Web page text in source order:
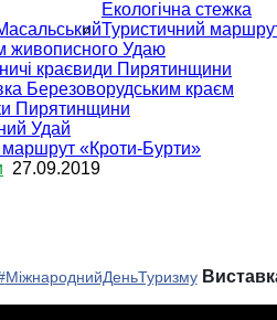
Екологічна стежка
Туристичний
живописного Удаю
краєвиди Пирятинщини
Березоворудським краєм
Пирятинщини
Удай
«Кроти-Бурти»
27.09.2019
МіжнароднийДеньТуризму